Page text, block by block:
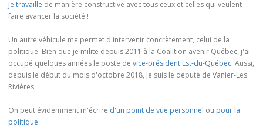
Je travaille de manière constructive avec tous ceux et celles qui veulent
faire avancer la société !
Un autre véhicule me permet d'intervenir concrètement, celui de la
politique. Bien que je milite depuis 2011 à la Coalition avenir Québec, j'ai
occupé quelques années le poste de vice-président Est-du-Québec. Aussi,
depuis le début du mois d'octobre 2018, je suis le député de Vanier-Les
Rivières.
On peut évidemment m'écrire d'un point de vue personnel ou pour la
politique.